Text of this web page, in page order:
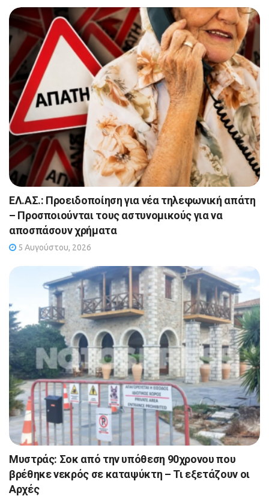
ΕΛ.ΑΣ.: Προειδοποίηση για νέα τηλεφωνική απάτη
– Προσποιούνται τους αστυνομικούς για να
αποσπάσουν χρήματα
5 Αυγούστου, 2026
Μυστράς: Σοκ από την υπόθεση 90χρονου που
βρέθηκε νεκρός σε καταψύκτη – Τι εξετάζουν οι
Αρχές